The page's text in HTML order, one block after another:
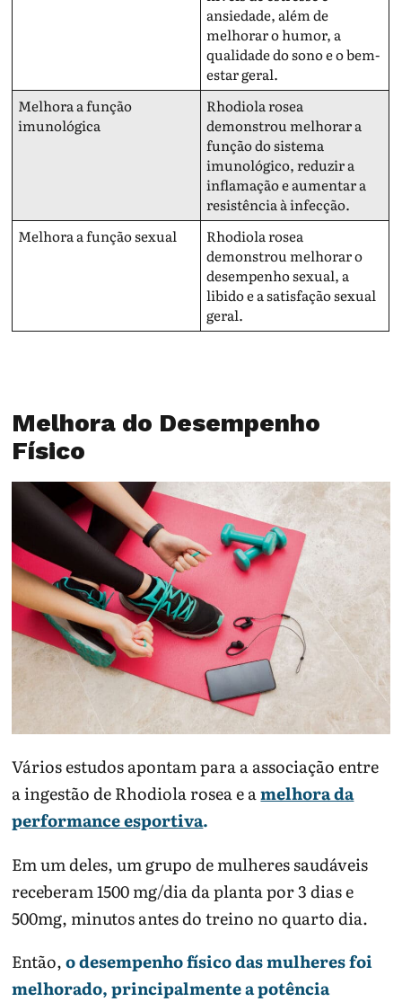
ansiedade, além de
melhorar o humor, a
qualidade do sono e o bem-
estar geral.
Melhora a função
imunológica
Rhodiola rosea
demonstrou melhorar a
função do sistema
imunológico, reduzir a
inflamação e aumentar a
resistência à infecção.
Melhora a função sexual
Rhodiola rosea
demonstrou melhorar o
desempenho sexual, a
libido e a satisfação sexual
geral.
Melhora do Desempenho
Físico
Vários estudos apontam para a associação entre
a ingestão de Rhodiola rosea e amelhora da
performance esportiva.
Em um deles, um grupo de mulheres saudáveis
receberam 1500 mg/dia da planta por 3 dias e
500mg, minutos antes do treino no quarto dia.
Então,o desempenho físico das mulheres foi
melhorado, principalmente a potência